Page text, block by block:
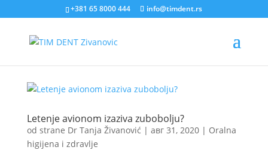
+381 65 8000 444 info@timdent.rs
Letenje avionom izaziva zubobolju?
od strane Dr Tanja Živanović | авг 31, 2020| Oralna
higijena i zdravlje